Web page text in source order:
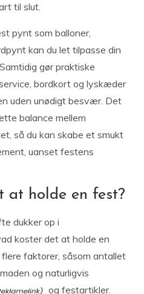
til slut.
pynt som balloner,
kan du let tilpasse din
gør praktiske
bordkort og lyskæder
uden unødigt besvær. Det
balance mellem
så du kan skabe et smukt
uanset festens
at holde en fest?
dukker op i
koster det at holde en
faktorer, såsom antallet
og naturligvis
og festartikler.